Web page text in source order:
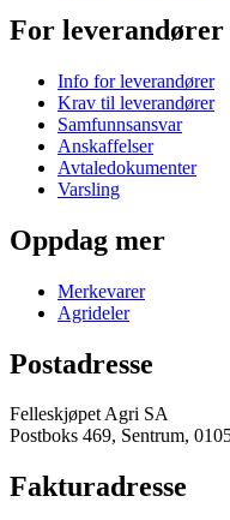
For leverandører
Info for leverandører
Krav til leverandører
Samfunnsansvar
Anskaffelser
Avtaledokumenter
Varsling
Oppdag mer
Merkevarer
Agrideler
Postadresse
Felleskjøpet Agri SA
Postboks 469, Sentrum,
Fakturadresse